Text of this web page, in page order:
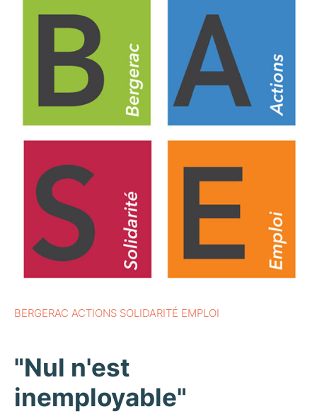
BERGERAC ACTIONS SOLIDARITÉ EMPLOI
"Nul n'est
inemployable"